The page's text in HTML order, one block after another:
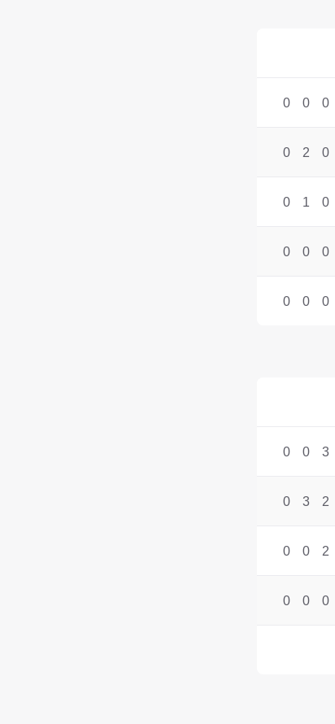
0
0
0
0
2
0
0
1
0
0
0
0
0
0
0
3
0
0
2
3
0
2
0
0
0
0
0